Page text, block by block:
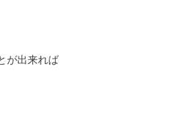
が出来れば